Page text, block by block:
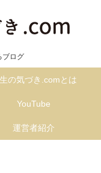
ブログ
の気づき.comとは
YouTube
運営者紹介